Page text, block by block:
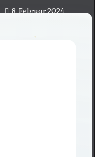
8. Februar 2024